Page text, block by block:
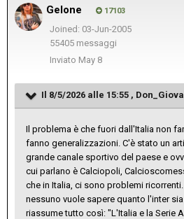
Gelone 17103
Joined: 03-Jun-2005
55405 messaggi
Inviato May 8
Il 8/5/2026 alle 15:55 ,
Il problema è che fuori dall'Italia non
fanno generalizzazioni. C'è stato un
grande canale sportivo del paese e
cui parlano è Calciopoli,
che in Italia, ci sono problemi
nessuno vuole sapere quanto l'inter
riassume tutto così: "L'Italia e la Serie